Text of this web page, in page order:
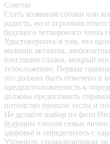
Советы
Стать хозяином собаки или
радость, но и огромная
будущего четвероного члена
Удостоверьтесь в том, что
малыши активны, любопытны
блестящие глазки, мокрый
телосложение. Первые
это должно быть отмечено в
предрасположенность к
должны предоставить
потомство прошли тесты и
Не делайте выбор по фото
будущим членом семьи
здоровье и определитесь с
Уточните, социализирован